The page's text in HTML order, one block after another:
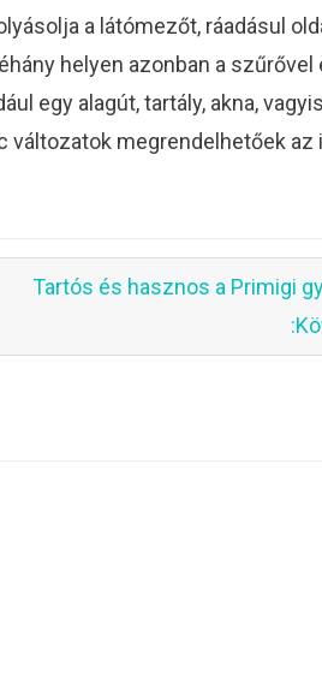
a látómezőt, ráadásul
helyen azonban a szűrővel
egy alagút, tartály, akna,
változatok megrendelhetőek
Tartós és hasznos a Primigi